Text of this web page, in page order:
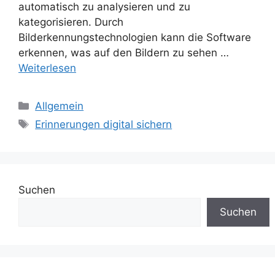
automatisch zu analysieren und zu
kategorisieren. Durch
Bilderkennungstechnologien kann die Software
erkennen, was auf den Bildern zu sehen …
Weiterlesen
Kategorien
Allgemein
Schlagwörter
Erinnerungen digital sichern
Suchen
Suchen